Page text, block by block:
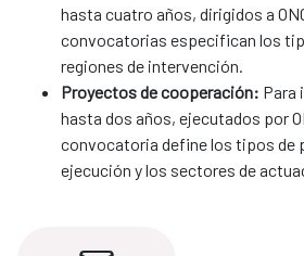
hasta cuatro años, dirigidos a
convocatorias especifican los
regiones de intervención.
Proyectos de cooperación: Para
hasta dos años, ejecutados por
convocatoria define los tipos de
ejecución y los sectores de